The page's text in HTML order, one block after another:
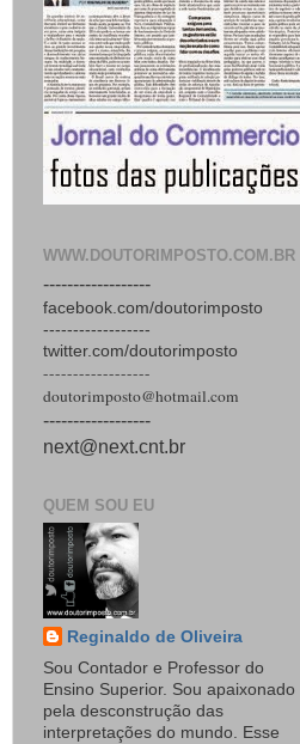
WWW.DOUTORIMPOSTO.COM.BR
------------------
facebook.com/doutorimposto
------------------
twitter.com/doutorimposto
------------------
doutorimposto@hotmail.com
------------------
next@next.cnt.br
QUEM SOU EU
Reginaldo de Oliveira
Sou Contador e Professor do
Ensino Superior. Sou apaixonado
pela desconstrução das
interpretações do mundo. Esse